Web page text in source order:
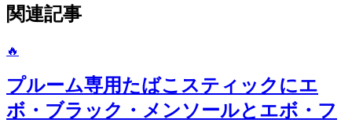
関連記事
🔥
プルーム専用たばこスティックにエ
ボ・ブラック・メンソールとエボ・フ